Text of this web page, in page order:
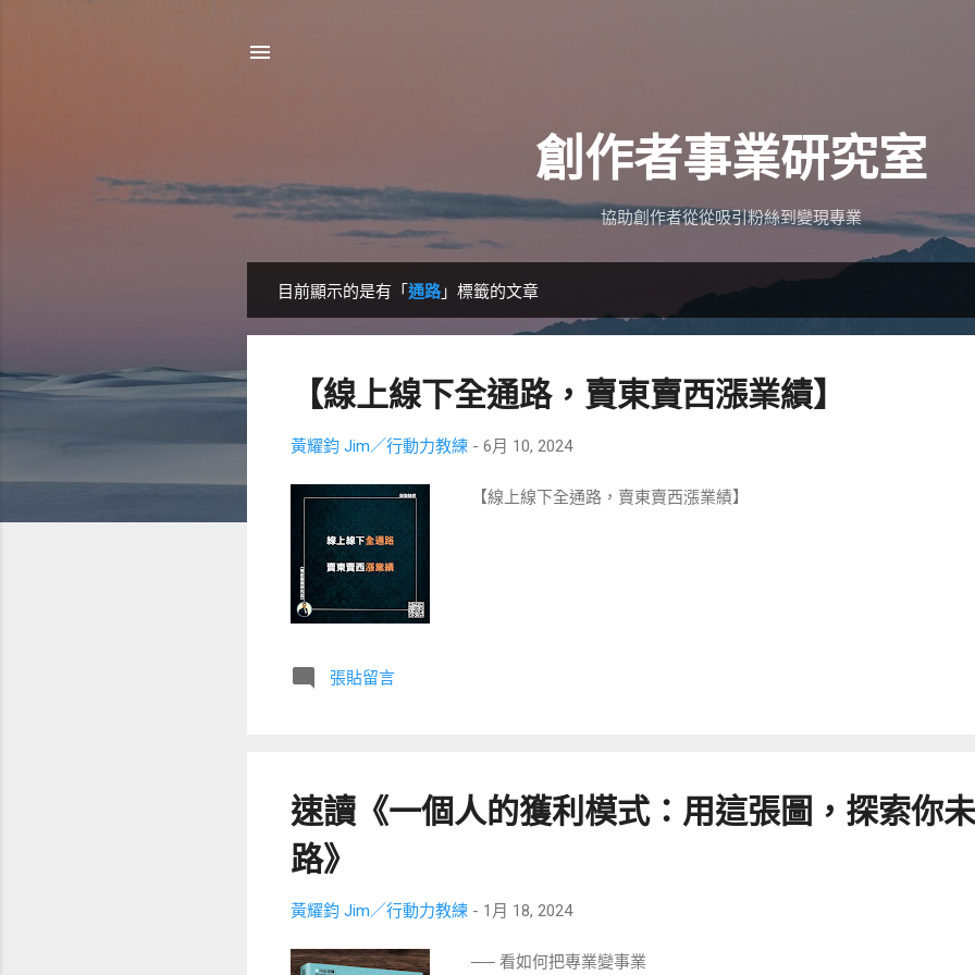
創作者事業研究室
協助創作者從從吸引粉絲到變現專業
表
目前顯示的是有「 通路」標籤的文章
【線上線下全通路，賣東賣西漲業績】
黃耀鈞 Jim／行動力教練 - 6月 10, 2024
【線上線下全通路，賣東賣西漲業績】
張貼留言
速讀《一個人的獲利模式：用這張圖，探索你
路》
黃耀鈞 Jim／行動力教練 - 1月 18, 2024
── 看如何把專業變事業